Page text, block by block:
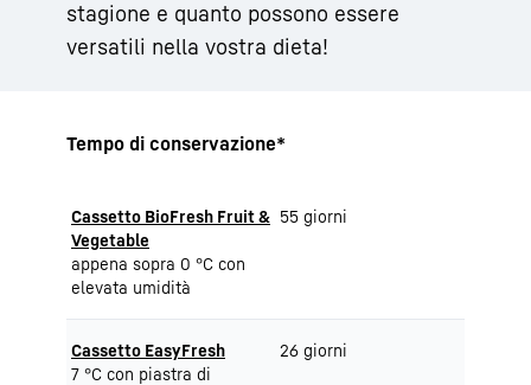
stagione e quanto possono essere
versatili nella vostra dieta!
Tempo di conservazione*
Cassetto BioFresh Fruit &
Vegetable
appena sopra 0 °C con
elevata umidità
55 giorni
Cassetto EasyFresh
7 °C con piastra di
26 giorni